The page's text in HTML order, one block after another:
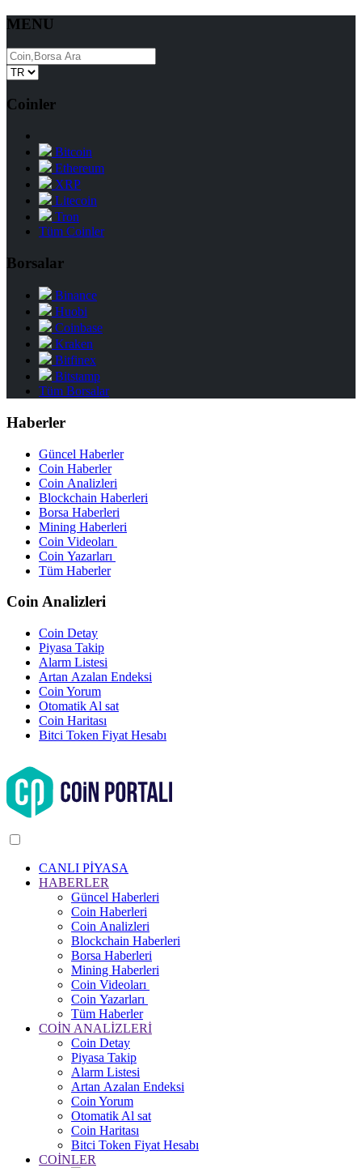
MENU
Coinler
Bitcoin
Ethereum
XRP
Litecoin
Tron
Tüm Coinler
Borsalar
Binance
Huobi
Coinbase
Kraken
Bitfinex
Bitstamp
Tüm Borsalar
Haberler
Güncel Haberler
Coin Haberler
Coin Analizleri
Blockchain Haberleri
Borsa Haberleri
Mining Haberleri
Coin Videoları
Coin Yazarları
Tüm Haberler
Coin Analizleri
Coin Detay
Piyasa Takip
Alarm Listesi
Artan Azalan Endeksi
Coin Yorum
Otomatik Al sat
Coin Haritası
Bitci Token Fiyat Hesabı
CANLI PİYASA
HABERLER
Güncel Haberleri
Coin Haberleri
Coin Analizleri
Blockchain Haberleri
Borsa Haberleri
Mining Haberleri
Coin Videoları
Coin Yazarları
Tüm Haberler
COİN ANALİZLERİ
Coin Detay
Piyasa Takip
Alarm Listesi
Artan Azalan Endeksi
Coin Yorum
Otomatik Al sat
Coin Haritası
Bitci Token Fiyat Hesabı
COİNLER